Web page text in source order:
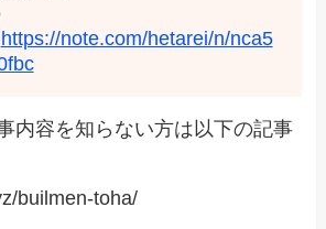
https://note.com/hetarei/n/nca5
内容を知らない方は以下の記事
builmen-toha/